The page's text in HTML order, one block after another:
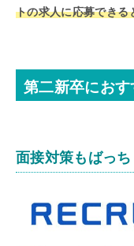
トの求人に応募できる
第二新卒にお
面接対策もばっ